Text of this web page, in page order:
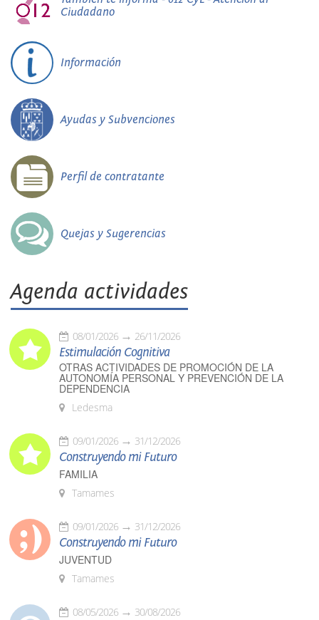
Ciudadano
Información
Ayudas y Subvenciones
Perfil de contratante
Quejas y Sugerencias
Agenda actividades
08/01/2026 26/11/2026
Estimulación Cognitiva
OTRAS ACTIVIDADES DE PROMOCIÓN DE LA
AUTONOMÍA PERSONAL Y PREVENCIÓN DE LA
DEPENDENCIA
Ledesma
09/01/2026 31/12/2026
Construyendo mi Futuro
FAMILIA
Tamames
09/01/2026 31/12/2026
Construyendo mi Futuro
JUVENTUD
Tamames
08/05/2026 30/08/2026